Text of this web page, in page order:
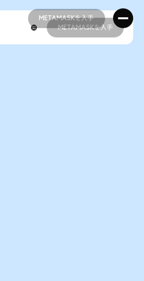
METAMASKを入手
METAMASKを入手
METAMASKを入手